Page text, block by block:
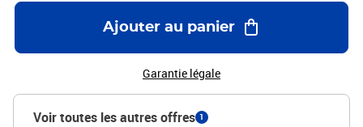
Ajouter au panier
Garantie légale
Voir toutes les autres offres 1